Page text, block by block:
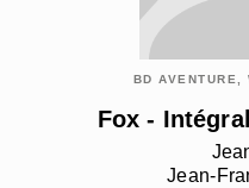
BD AVENTURE,
Fox -
Jean-